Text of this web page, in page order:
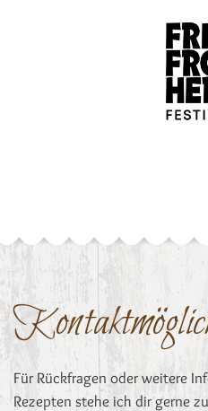
Für Rückfragen oder weitere
Rezepten stehe ich dir gerne